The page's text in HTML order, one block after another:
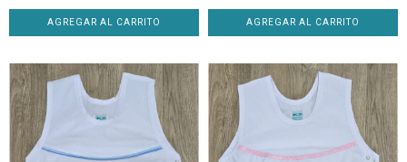
AGREGAR AL CARRITO AGREGAR AL CARRITO